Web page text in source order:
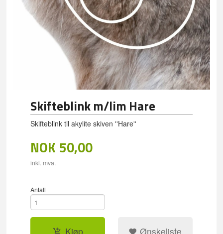
Skifteblink m/lim Hare
Skifteblink til akylite skiven ''Hare''
NOK 50,00
inkl. mva.
Antall
Kjøp Ønskeliste